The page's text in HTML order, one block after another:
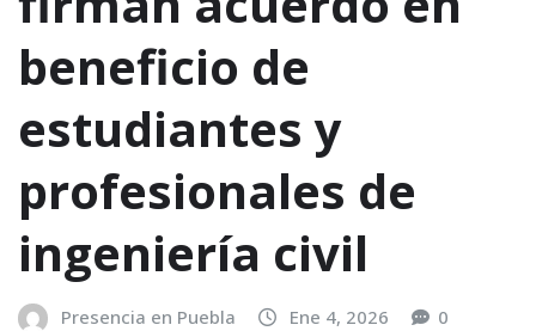
beneficio de
estudiantes y
profesionales de
ingeniería civil
Presencia en Puebla Ene 4, 2026 0